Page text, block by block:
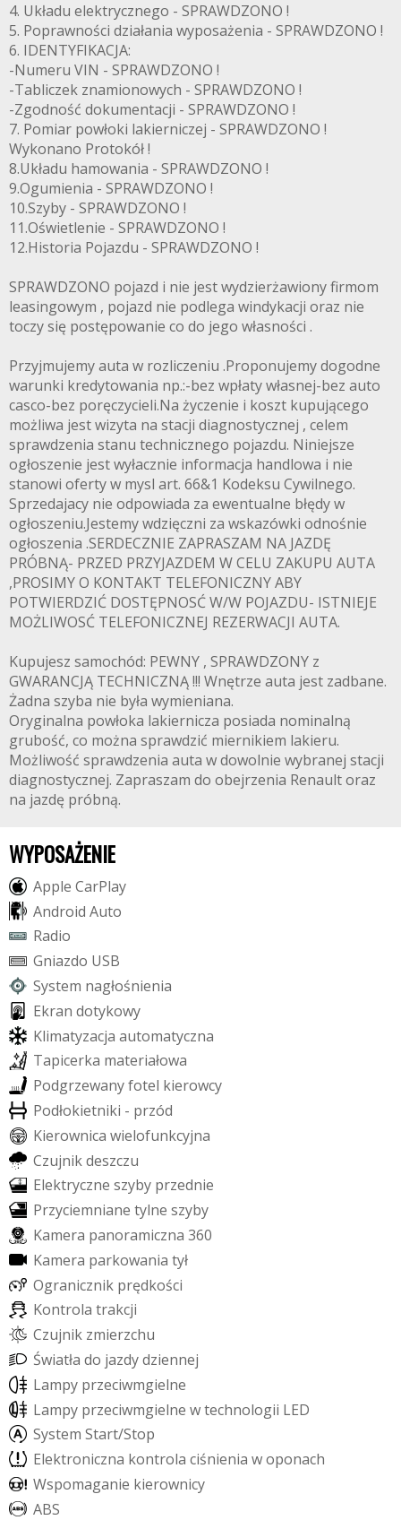
4. Układu elektrycznego - SPRAWDZONO !
5. Poprawności działania wyposażenia - SPRAWDZONO !
6. IDENTYFIKACJA:
-Numeru VIN - SPRAWDZONO !
-Tabliczek znamionowych - SPRAWDZONO !
-Zgodność dokumentacji - SPRAWDZONO !
7. Pomiar powłoki lakierniczej - SPRAWDZONO !
Wykonano Protokół !
8.Układu hamowania - SPRAWDZONO !
9.Ogumienia - SPRAWDZONO !
10.Szyby - SPRAWDZONO !
11.Oświetlenie - SPRAWDZONO !
12.Historia Pojazdu - SPRAWDZONO !
SPRAWDZONO pojazd i nie jest wydzierżawiony firmom
leasingowym , pojazd nie podlega windykacji oraz nie
toczy się postępowanie co do jego własności .
Przyjmujemy auta w rozliczeniu .Proponujemy dogodne
warunki kredytowania np.:-bez wpłaty własnej-bez auto
casco-bez poręczycieli.Na życzenie i koszt kupującego
możliwa jest wizyta na stacji diagnostycznej , celem
sprawdzenia stanu technicznego pojazdu. Niniejsze
ogłoszenie jest wyłacznie informacja handlowa i nie
stanowi oferty w mysl art. 66&1 Kodeksu Cywilnego.
Sprzedajacy nie odpowiada za ewentualne błędy w
ogłoszeniu.Jestemy wdzięczni za wskazówki odnośnie
ogłoszenia .SERDECZNIE ZAPRASZAM NA JAZDĘ
PRÓBNĄ- PRZED PRZYJAZDEM W CELU ZAKUPU AUTA
,PROSIMY O KONTAKT TELEFONICZNY ABY
POTWIERDZIĆ DOSTĘPNOSĆ W/W POJAZDU- ISTNIEJE
MOŻLIWOSĆ TELEFONICZNEJ REZERWACJI AUTA.
Kupujesz samochód: PEWNY , SPRAWDZONY z
GWARANCJĄ TECHNICZNĄ !!! Wnętrze auta jest zadbane.
Żadna szyba nie była wymieniana.
Oryginalna powłoka lakiernicza posiada nominalną
grubość, co można sprawdzić miernikiem lakieru.
Możliwość sprawdzenia auta w dowolnie wybranej stacji
diagnostycznej. Zapraszam do obejrzenia Renault oraz
na jazdę próbną.
WYPOSAŻENIE
Apple CarPlay
Android Auto
Radio
Gniazdo USB
System nagłośnienia
Ekran dotykowy
Klimatyzacja automatyczna
Tapicerka materiałowa
Podgrzewanyfotel kierowcy
Podłokietniki - przód
Kierownica wielofunkcyjna
Czujnikdeszczu
Elektryczne szyby przednie
Przyciemniane tylne szyby
Kamera panoramiczna 360
Kamera parkowania tył
Ogranicznik prędkości
Kontrola trakcji
Czujnik zmierzchu
Światła do jazdydziennej
Lampy przeciwmgielne
Lampy przeciwmgielne wtechnologii LED
System Start/Stop
Elektroniczna kontrola ciśnienia woponach
Wspomaganie kierownicy
ABS